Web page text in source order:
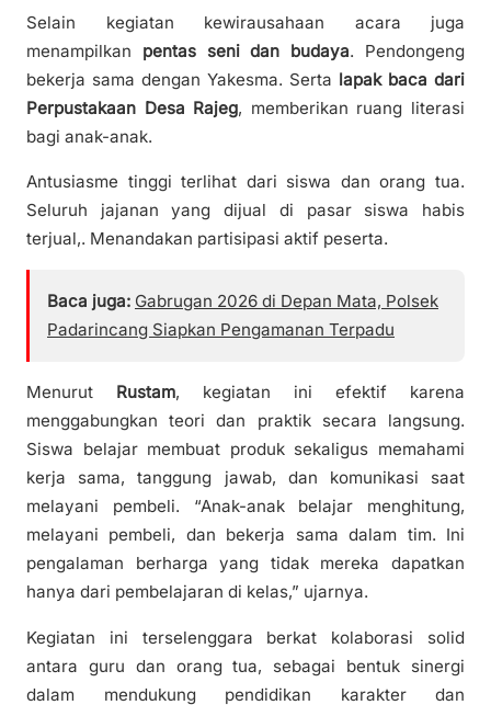
Selain kegiatan kewirausahaan acara juga
menampilkan pentas seni dan budaya. Pendongeng
bekerja sama dengan Yakesma. Serta lapak baca dari
Perpustakaan Desa Rajeg, memberikan ruang literasi
bagi anak-anak.
Antusiasme tinggi terlihat dari siswa dan orang tua.
Seluruh jajanan yang dijual di pasar siswa habis
terjual,. Menandakan partisipasi aktif peserta.
Baca juga: Gabrugan 2026 di Depan Mata, Polsek
Padarincang Siapkan Pengamanan Terpadu
Menurut Rustam, kegiatan ini efektif karena
menggabungkan teori dan praktik secara langsung.
Siswa belajar membuat produk sekaligus memahami
kerja sama, tanggung jawab, dan komunikasi saat
melayani pembeli. “Anak-anak belajar menghitung,
melayani pembeli, dan bekerja sama dalam tim. Ini
pengalaman berharga yang tidak mereka dapatkan
hanya dari pembelajaran di kelas,” ujarnya.
Kegiatan ini terselenggara berkat kolaborasi solid
antara guru dan orang tua, sebagai bentuk sinergi
dalam mendukung pendidikan karakter dan